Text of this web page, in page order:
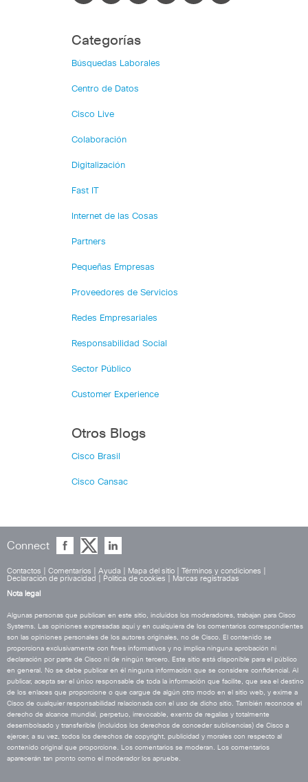
Categorías
Búsquedas Laborales
Centro de Datos
Cisco Live
Colaboración
Digitalización
Fast IT
Internet de las Cosas
Partners
Pequeñas Empresas
Proveedores de Servicios
Redes Empresariales
Responsabilidad Social
Sector Público
Customer Experience
Otros Blogs
Cisco Brasil
Cisco Cansac
Connect
Contactos Comentarios Ayuda Mapa del sitio Términos y condiciones
Declaración de privacidad
Política de cookies
Marcas registradas
Nota legal
Algunas personas que publican en este sitio, incluidos los moderadores, trabajan para Cisco
Systems. Las opiniones expresadas aquí y en cualquiera de los comentarios correspondientes
son las opiniones personales de los autores originales, no de Cisco. El contenido se
proporciona exclusivamente con fines informativos y no implica ninguna aprobación ni
declaración por parte de Cisco ni de ningún tercero. Este sitio está disponible para el público
en general. No se debe publicar en él ninguna información que se considere confidencial. Al
publicar, acepta ser el único responsable de toda la información que facilite, que sea el destino
de los enlaces que proporcione o que cargue de algún otro modo en el sitio web, y exime a
Cisco de cualquier responsabilidad relacionada con el uso de dicho sitio. También reconoce el
derecho de alcance mundial, perpetuo, irrevocable, exento de regalías y totalmente
desembolsado y transferible (incluidos los derechos de conceder sublicencias) de Cisco a
ejercer, a su vez, todos los derechos de copyright, publicidad y morales con respecto al
contenido original que proporcione. Los comentarios se moderan. Los comentarios
aparecerán tan pronto como el moderador los apruebe.